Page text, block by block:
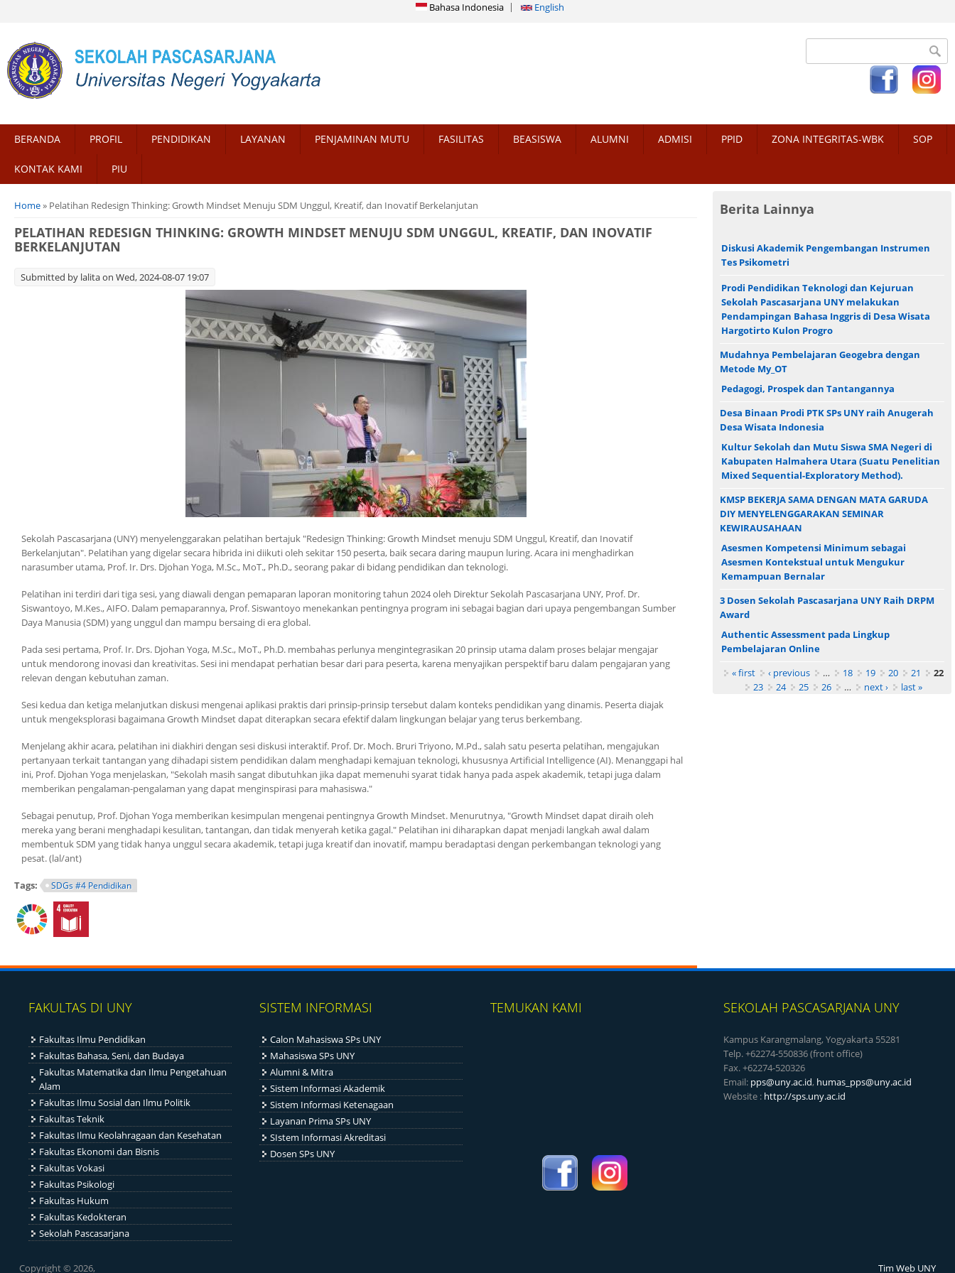
Bahasa Indonesia English
Search form
BERANDA PROFIL PENDIDIKAN LAYANAN PENJAMINAN MUTU FASILITAS BEASISWA ALUMNI ADMISI PPID ZONA INTEGRITAS-WBK SOP
KONTAK KAMI PIU
You are here
Home» Pelatihan Redesign Thinking: Growth Mindset Menuju SDM Unggul, Kreatif, dan Inovatif Berkelanjutan
PELATIHAN REDESIGN THINKING: GROWTH MINDSET MENUJU SDM UNGGUL, KREATIF, DAN INOVATIF
BERKELANJUTAN
Submitted by lalitaon Wed, 2024-08-07 19:07
Sekolah Pascasarjana (UNY) menyelenggarakan pelatihan bertajuk "Redesign Thinking: Growth Mindset menuju SDM Unggul, Kreatif, dan Inovatif
Berkelanjutan". Pelatihan yang digelar secara hibrida ini diikuti oleh sekitar 150 peserta, baik secara daring maupun luring. Acara ini menghadirkan
narasumber utama, Prof. Ir. Drs. Djohan Yoga, M.Sc., MoT., Ph.D., seorang pakar di bidang pendidikan dan teknologi.
Pelatihan ini terdiri dari tiga sesi, yang diawali dengan pemaparan laporan monitoring tahun 2024 oleh Direktur Sekolah Pascasarjana UNY, Prof. Dr.
Siswantoyo, M.Kes., AIFO. Dalam pemaparannya, Prof. Siswantoyo menekankan pentingnya program ini sebagai bagian dari upaya pengembangan Sumber
Daya Manusia (SDM) yang unggul dan mampu bersaing di era global.
Pada sesi pertama, Prof. Ir. Drs. Djohan Yoga, M.Sc., MoT., Ph.D. membahas perlunya mengintegrasikan 20 prinsip utama dalam proses belajar mengajar
untuk mendorong inovasi dan kreativitas. Sesi ini mendapat perhatian besar dari para peserta, karena menyajikan perspektif baru dalam pengajaran yang
relevan dengan kebutuhan zaman.
Sesi kedua dan ketiga melanjutkan diskusi mengenai aplikasi praktis dari prinsip-prinsip tersebut dalam konteks pendidikan yang dinamis. Peserta diajak
untuk mengeksplorasi bagaimana Growth Mindset dapat diterapkan secara efektif dalam lingkungan belajar yang terus berkembang.
Menjelang akhir acara, pelatihan ini diakhiri dengan sesi diskusi interaktif. Prof. Dr. Moch. Bruri Triyono, M.Pd., salah satu peserta pelatihan, mengajukan
pertanyaan terkait tantangan yang dihadapi sistem pendidikan dalam menghadapi kemajuan teknologi, khususnya Artificial Intelligence (AI). Menanggapi hal
ini, Prof. Djohan Yoga menjelaskan, "Sekolah masih sangat dibutuhkan jika dapat memenuhi syarat tidak hanya pada aspek akademik, tetapi juga dalam
memberikan pengalaman-pengalaman yang dapat menginspirasi para mahasiswa."
Sebagai penutup, Prof. Djohan Yoga memberikan kesimpulan mengenai pentingnya Growth Mindset. Menurutnya, "Growth Mindset dapat diraih oleh
mereka yang berani menghadapi kesulitan, tantangan, dan tidak menyerah ketika gagal." Pelatihan ini diharapkan dapat menjadi langkah awal dalam
membentuk SDM yang tidak hanya unggul secara akademik, tetapi juga kreatif dan inovatif, mampu beradaptasi dengan perkembangan teknologi yang
pesat. (lal/ant)
Tags: SDGs #4 Pendidikan
Berita Lainnya
Diskusi Akademik Pengembangan Instrumen
Tes Psikometri
Prodi Pendidikan Teknologi dan Kejuruan
Sekolah Pascasarjana UNY melakukan
Pendampingan Bahasa Inggris di Desa Wisata
Hargotirto Kulon Progro
Mudahnya Pembelajaran Geogebra dengan
Metode My_OT
Pedagogi, Prospek dan Tantangannya
Desa Binaan Prodi PTK SPs UNY raih Anugerah
Desa Wisata Indonesia
Kultur Sekolah dan Mutu Siswa SMA Negeri di
Kabupaten Halmahera Utara (Suatu Penelitian
Mixed Sequential-Exploratory Method).
KMSP BEKERJA SAMA DENGAN MATA GARUDA
DIY MENYELENGGARAKAN SEMINAR
KEWIRAUSAHAAN
Asesmen Kompetensi Minimum sebagai
Asesmen Kontekstual untuk Mengukur
Kemampuan Bernalar
3 Dosen Sekolah Pascasarjana UNY Raih DRPM
Award
Authentic Assessment pada Lingkup
Pembelajaran Online
Pages
« first ‹ previous … 18 19 20 21
22
23
24 25 26 … next › last »
FAKULTAS DI UNY
Fakultas Ilmu Pendidikan
Fakultas Bahasa, Seni, dan Budaya
Fakultas Matematika dan Ilmu Pengetahuan
Alam
Fakultas Ilmu Sosial dan Ilmu Politik
Fakultas Teknik
Fakultas Ilmu Keolahragaan dan Kesehatan
Fakultas Ekonomi dan Bisnis
Fakultas Vokasi
Fakultas Psikologi
Fakultas Hukum
Fakultas Kedokteran
Sekolah Pascasarjana
SISTEM INFORMASI
Calon Mahasiswa SPs UNY
Mahasiswa SPs UNY
Alumni & Mitra
Sistem Informasi Akademik
Sistem Informasi Ketenagaan
Layanan Prima SPs UNY
SIstem Informasi Akreditasi
Dosen SPs UNY
TEMUKAN KAMI SEKOLAH PASCASARJANA UNY
Kampus Karangmalang, Yogyakarta 55281
Telp. +62274-550836 (front office)
Fax. +62274-520326
Email: pps@uny.ac.id, humas_pps@uny.ac.id
Website : http://sps.uny.ac.id
Copyright © 2026, Tim Web UNY